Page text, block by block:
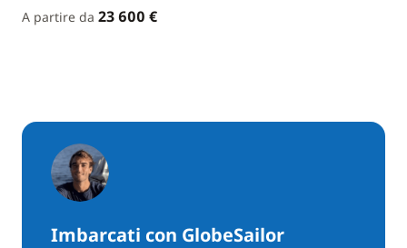
A partire da 23 600 €
Imbarcati con GlobeSailor